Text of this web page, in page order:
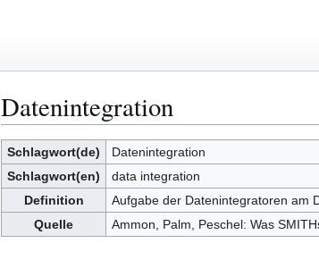
Datenintegration
Zur
Navigation
springen
Zur
Suche
springen
Schlagwort(de)
Datenintegration
Schlagwort(en)
data integration
Definition
Aufgabe der Datenintegratoren am
Quelle
Ammon, Palm, Peschel: Was